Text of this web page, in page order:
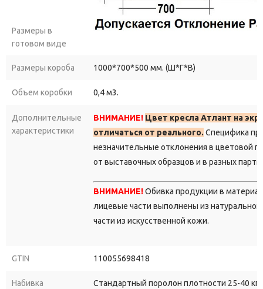
Размеры в
готовом виде
Размеры короба 1000*700*500 мм. (Ш*Г*В)
Объем коробки 0,4 м3.
Дополнительные
характеристики
ВНИМАНИЕ! Цвет кресла Атлант на
отличаться от реального. Специфика
незначительные отклонения в цветовой
от выставочных образцов и в разных
ВНИМАНИЕ!Обивка продукции в
лицевые части выполнены из
части из искусственной кожи.
GTIN 110055698418
Набивка Стандартный поролон плотности 25-40